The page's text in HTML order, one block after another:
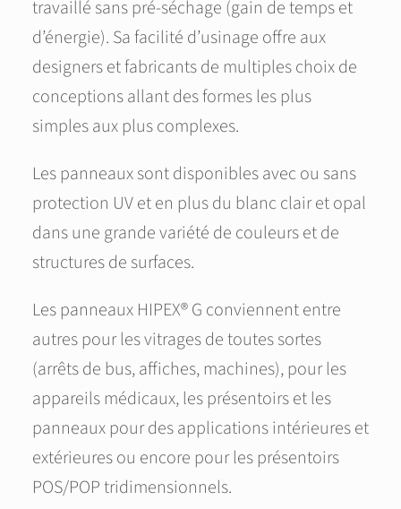
travaillé sans pré-séchage (gain de temps et
d’énergie). Sa facilité d’usinage offre aux
designers et fabricants de multiples choix de
conceptions allant des formes les plus
simples aux plus complexes.
Les panneaux sont disponibles avec ou sans
protection UV et en plus du blanc clair et opal
dans une grande variété de couleurs et de
structures de surfaces.
Les panneaux HIPEX® G conviennent entre
autres pour les vitrages de toutes sortes
(arrêts de bus, affiches, machines), pour les
appareils médicaux, les présentoirs et les
panneaux pour des applications intérieures et
extérieures ou encore pour les présentoirs
POS/POP tridimensionnels.